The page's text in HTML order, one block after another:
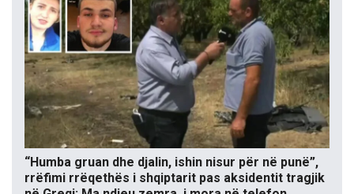
“Humba gruan dhe djalin, ishin nisur për në punë”,
rrëfimi rrëqethës i shqiptarit pas aksidentit tragjik